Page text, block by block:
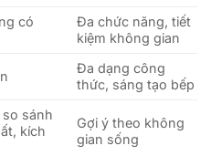
có
Đa chức năng, tiết
kiệm không gian
Đa dạng công
thức, sáng tạo bếp
so sánh
kích
Gợi ý theo không
gian sống